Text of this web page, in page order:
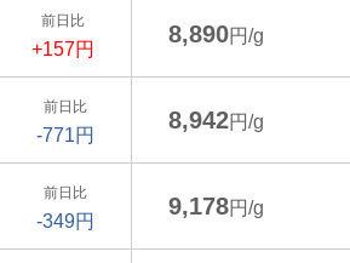
前日比
+157円
8,890円/g
前日比
-771円
8,942円/g
前日比
-349円
9,178円/g